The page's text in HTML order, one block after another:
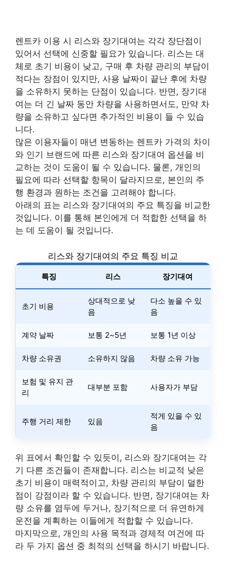
렌트카 이용 시 리스와 장기대여는 각각 장단점이
있어서 선택에 신중할 필요가 있습니다. 리스는 대
체로 초기 비용이 낮고, 구매 후 차량 관리의 부담이
적다는 장점이 있지만, 사용 날짜이 끝난 후에 차량
을 소유하지 못하는 단점이 있습니다. 반면, 장기대
여는 더 긴 날짜 동안 차량을 사용하면서도, 만약 차
량을 소유하고 싶다면 추가적인 비용이 들 수 있습
니다.
많은 이용자들이 매년 변동하는 렌트카 가격의 차이
와 인기 브랜드에 따른 리스와 장기대여 옵션을 비
교하는 것이 도움이 될 수 있습니다. 물론, 개인의
필요에 따라 선택할 항목이 달라지므로, 본인의 주
행 환경과 원하는 조건을 고려해야 합니다.
아래의 표는 리스와 장기대여의 주요 특징을 비교한
것입니다. 이를 통해 본인에게 더 적합한 선택을 하
는 데 도움이 될 것입니다.
리스와 장기대여의 주요 특징 비교
특징 리스 장기대여
초기 비용
상대적으로 낮
음
다소 높을 수 있
음
계약 날짜 보통 2~5년 보통 1년 이상
차량 소유권 소유하지 않음 차량 소유 가능
보험 및 유지 관
리
대부분 포함 사용자가 부담
주행 거리 제한 있음
적게 있을 수 있
음
위 표에서 확인할 수 있듯이, 리스와 장기대여는 각
기 다른 조건들이 존재합니다. 리스는 비교적 낮은
초기 비용이 매력적이고, 차량 관리의 부담이 덜한
점이 강점이라 할 수 있습니다. 반면, 장기대여는 차
량 소유를 염두에 두거나, 장기적으로 더 유연하게
운전을 계획하는 이들에게 적합할 수 있습니다.
마지막으로, 개인의 사용 목적과 경제적 여건에 따
라 두 가지 옵션 중 최적의 선택을 하시기 바랍니다.